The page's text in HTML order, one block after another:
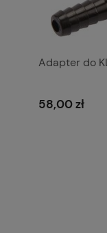
Adapter do
58,00 zł